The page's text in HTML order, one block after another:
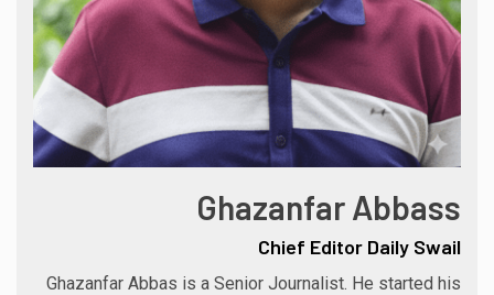
Ghazanfar Abbass
Chief Editor Daily Swail
Ghazanfar Abbas is a Senior Journalist. He started his